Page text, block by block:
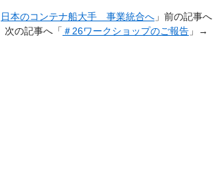
日本のコンテナ船大手 事業統合へ 」前の記事へ
次の記事へ「 ＃26ワークショップのご報告 」→